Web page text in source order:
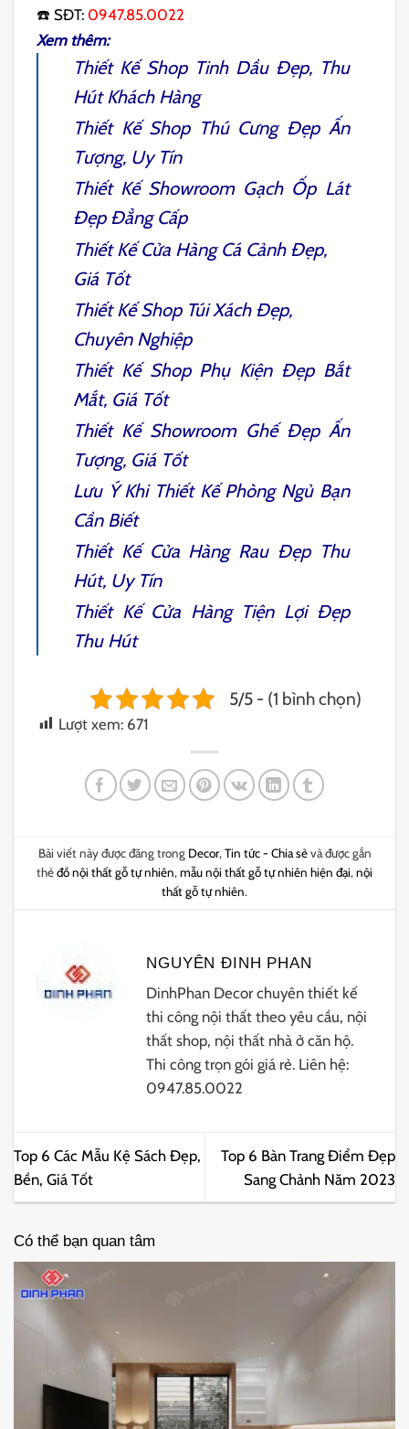
☎️ SĐT: 0947.85.0022
Xem thêm:
Thiết Kế Shop Tinh DầuĐẹp, Thu
Hút Khách Hàng
Thiết Kế Shop Thú CưngĐẹp Ấn
Tượng, Uy Tín
Thiết Kế Showroom Gạch Ốp Lát
Đẹp Đẳng Cấp
Thiết Kế Cửa Hàng Cá CảnhĐẹp,
Giá Tốt
Thiết Kế Shop Túi XáchĐẹp,
Chuyên Nghiệp
Thiết Kế Shop Phụ KiệnĐẹp Bắt
Mắt, Giá Tốt
Thiết Kế Showroom GhếĐẹp Ấn
Tượng, Giá Tốt
Lưu Ý Khi Thiết Kế Phòng NgủBạn
Cần Biết
Thiết Kế Cửa Hàng RauĐẹp Thu
Hút, Uy Tín
Thiết Kế Cửa Hàng Tiện LợiĐẹp
Thu Hút
5/5 - (1 bình chọn)
Lượt xem: 671
Bài viết này được đăng trong Decor, Tin tức - Chia sẻvà được gắn
thẻđồ nội thất gỗ tự nhiên, mẫu nội thất gỗ tự nhiên hiện đại, nội
thất gỗ tự nhiên.
NGUYÊN ĐINH PHAN
DinhPhan Decor chuyên thiết kế
thi công nội thất theo yêu cầu, nội
thất shop, nội thất nhà ở căn hộ.
Thi công trọn gói giá rẻ. Liên hệ:
0947.85.0022
Top 6 Các Mẫu Kệ Sách Đẹp,
Bền, Giá Tốt
Top 6 Bàn Trang Điểm Đẹp
Sang Chảnh Năm 2023
Có thể bạn quan tâm